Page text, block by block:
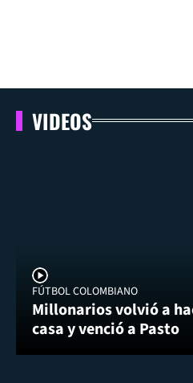
VIDEOS
FÚTBOL COLOMBIANO
Millonarios volvió a
casa y venció a Pasto